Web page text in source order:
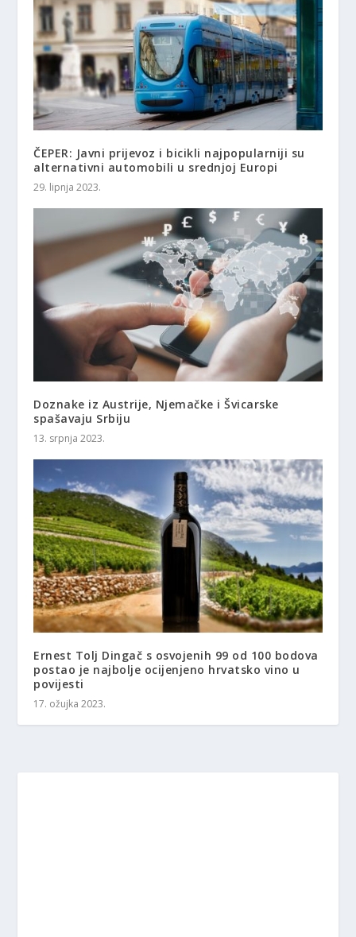
ČEPER: Javni prijevoz i bicikli najpopularniji su
alternativni automobili u srednjoj Europi
29. lipnja 2023.
Doznake iz Austrije, Njemačke i Švicarske
spašavaju Srbiju
13. srpnja 2023.
Ernest Tolj Dingač s osvojenih 99 od 100 bodova
postao je najbolje ocijenjeno hrvatsko vino u
povijesti
17. ožujka 2023.